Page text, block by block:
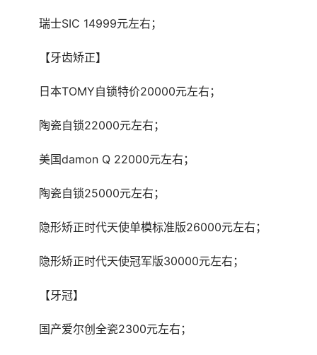
	瑞士SIC 14999元左右；
	【牙齿矫正】
	日本TOMY自锁特价20000元左右；
	陶瓷自锁22000元左右；
	美国damon Q 22000元左右；
	陶瓷自锁25000元左右；
	隐形矫正时代天使单模标准版26000元左右；
	隐形矫正时代天使冠军版30000元左右；
	【牙冠】
	国产爱尔创全瓷2300元左右；